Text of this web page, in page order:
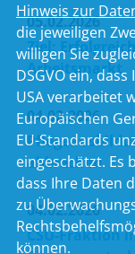
05.02.2026
Ziel:
Arbeitsmarkt
04.02.2026
abbrechen
04.02.2026
CSU-Fraktion
Hinweis zur
die jeweiligen
willigen Sie
DSGVO ein,
USA verarbeitet
Europäischen
EU-Standards
eingeschätzt. Es
dass Ihre Daten
zu
können.